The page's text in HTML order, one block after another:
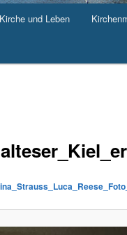
Kirche und Leben